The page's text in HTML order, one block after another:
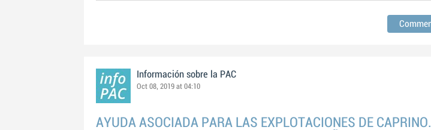
Información sobre la PAC
Oct 08, 2019 at 04:10
AYUDA ASOCIADA PARA LAS EXPLOTACIONES DE CAPRINO.